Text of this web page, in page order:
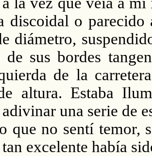
discoidal o
diámetro,
de sus bordes
de la
altura. Estaba
una serie de
que no sentí temor,
excelente había